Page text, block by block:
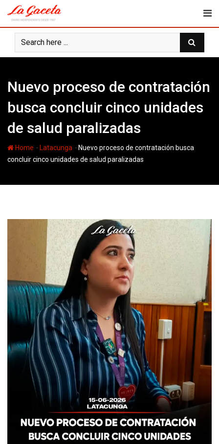
content
Nuevo proceso de contratación
busca concluir cinco unidades
de salud paralizadas
Home - Latacunga - Nuevo proceso de contratación busca
concluir cinco unidades de salud paralizadas